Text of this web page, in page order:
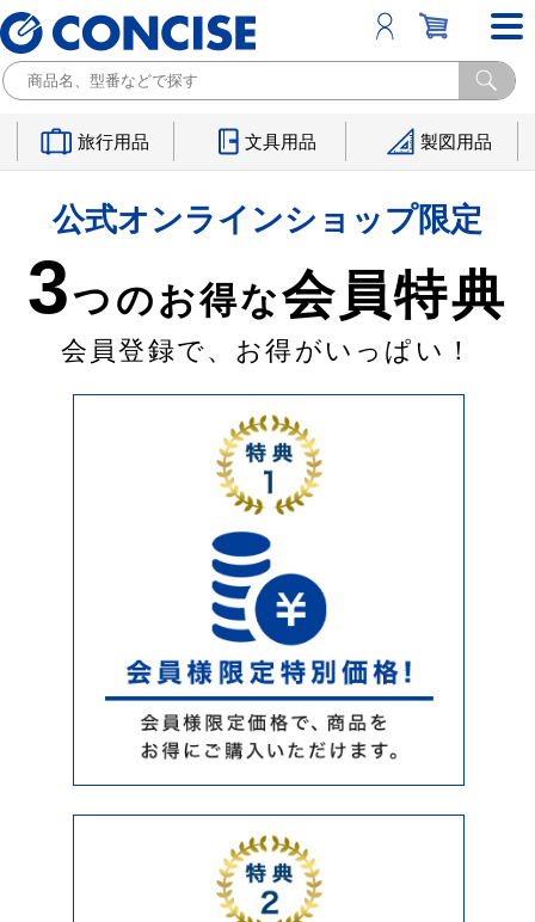
旅行用品 文具用品 製図用品
公式オンラインショップ限定
3つのお得な会員特典
会員登録で、お得がいっぱい！